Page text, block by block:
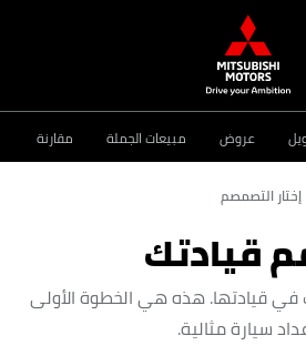
عروض مبيعات الجملة مقارنة
إختار التصمصم
قيادتك
في قيادتها. هذه هي الخطوة الأولى
سيارة مثالية.